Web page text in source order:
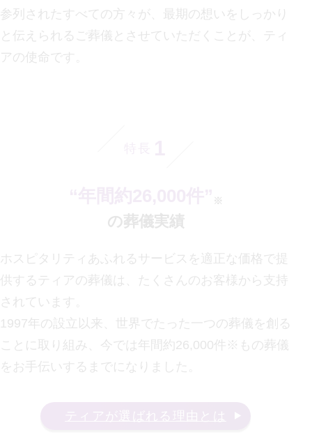
参列されたすべての方々が、最期の想いをしっかり
と伝えられるご葬儀とさせていただくことが、
ティ
アの使命です。
※
の葬儀実績
ホスピタリティあふれるサービスを適正な価格で提
供するティアの葬儀は、たくさんのお客様から支持
されています。
1997年の設立以来、世界でたった一つの葬儀を創る
ことに取り組み、今では年間約26,000件※もの葬儀
をお手伝いするまでになりました。